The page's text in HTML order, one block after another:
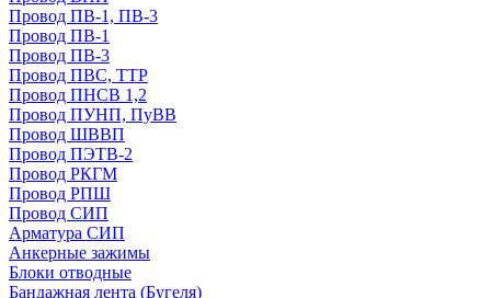
Провод ПВ-1, ПВ-3
Провод ПВ-1
Провод ПВ-3
Провод ПВС, ТТР
Провод ПНСВ 1,2
Провод ПУНП, ПуВВ
Провод ШВВП
Провод ПЭТВ-2
Провод РКГМ
Провод РПШ
Провод СИП
Арматура СИП
Анкерные зажимы
Блоки отводные
Бандажная лента (Бугеля)